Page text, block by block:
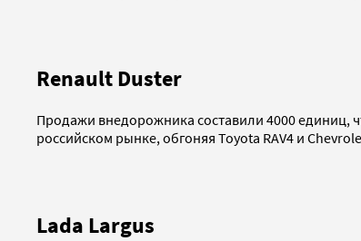
Renault Duster
Продажи внедорожника составили 4000 единиц,
российском рынке, обгоняя Toyota RAV4 и
Lada Largus